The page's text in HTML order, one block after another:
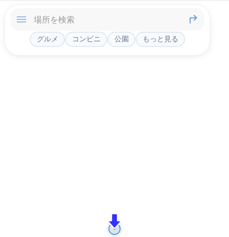
グルメ コンビニ 公園 もっと見る